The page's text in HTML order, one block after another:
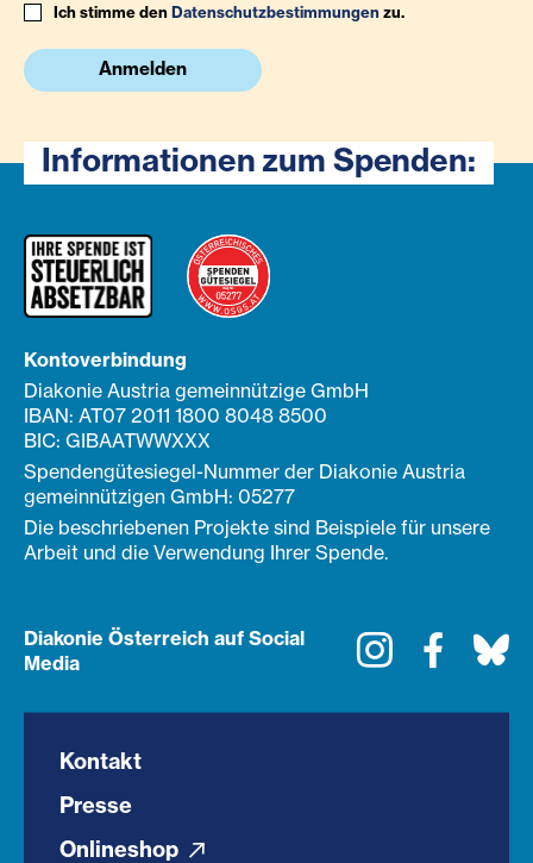
Ich stimme denDatenschutzbestimmungenzu.
Anmelden
Informationen zum Spenden:
Kontoverbindung
Diakonie Austria gemeinnützige GmbH
IBAN: AT07 2011 1800 8048 8500
BIC: GIBAATWWXXX
Spendengütesiegel-Nummer der Diakonie Austria
gemeinnützigen GmbH: 05277
Die beschriebenen Projekte sind Beispiele für unsere
Arbeit und die Verwendung Ihrer Spende.
Diakonie Österreich auf Social
Media
Instagram
Kontakt
Presse
Onlineshop